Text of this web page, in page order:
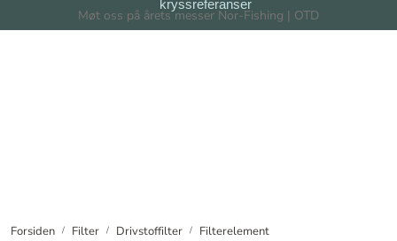
Skip to main contentMøt oss på årets messer Nor-Fishing | OTD
kryssreferanser
Forsiden Filter Drivstoffilter
Filterelement